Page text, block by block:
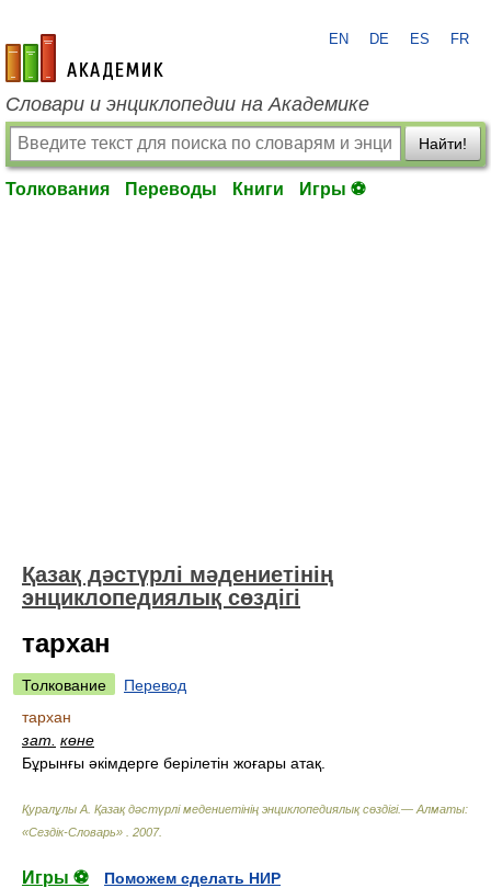
academic.ru
EN DE ES FR
Словари и энциклопедии на Академике
Найти!
Толкования Переводы Книги Игры ⚽
Қазақ дәстүрлі мәдениетінің
энциклопедиялық сөздігі
тархан
Толкование
Перевод
тархан
зат. көне
Бұрынғы әкімдерге берілетін жоғары атақ.
Қуралұлы А. Қазақ дәстүрлі медениетінің энциклопедиялық сөздігі.— Алматы:
«Сездік-Словарь»
2007.
Игры ⚽
Поможем сделать НИР